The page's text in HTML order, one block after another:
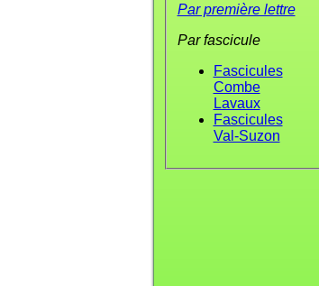
Par première lettre
Par fascicule
Fascicules
Combe
Lavaux
Fascicules
Val-Suzon